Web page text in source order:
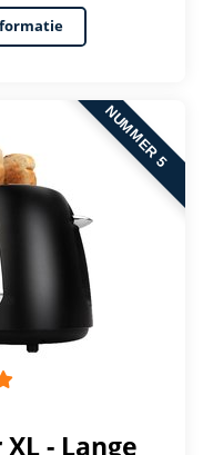
NUMMER 5
- Lange